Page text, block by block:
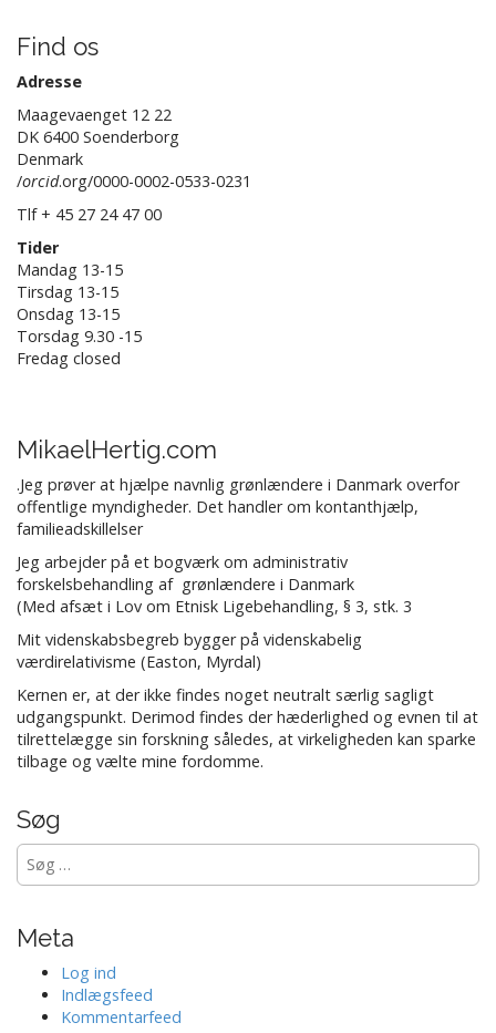
Find os
Adresse
Maagevaenget 12 22
DK 6400 Soenderborg
Denmark
/orcid.org/0000-0002-0533-0231
Tlf + 45 27 24 47 00
Tider
Mandag 13-15
Tirsdag 13-15
Onsdag 13-15
Torsdag 9.30 -15
Fredag closed
MikaelHertig.com
.Jeg prøver at hjælpe navnlig grønlændere i Danmark overfor
offentlige myndigheder. Det handler om kontanthjælp,
familieadskillelser
Jeg arbejder på et bogværk om administrativ
forskelsbehandling af grønlændere i Danmark
(Med afsæt i Lov om Etnisk Ligebehandling, § 3, stk. 3
Mit videnskabsbegreb bygger på videnskabelig
værdirelativisme (Easton, Myrdal)
Kernen er, at der ikke findes noget neutralt særlig sagligt
udgangspunkt. Derimod findes der hæderlighed og evnen til at
tilrettelægge sin forskning således, at virkeligheden kan sparke
tilbage og vælte mine fordomme.
Søg
Søg
efter:
Meta
Log ind
Indlægsfeed
Kommentarfeed